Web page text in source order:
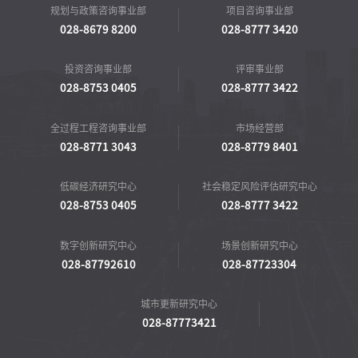
规划与政策咨询事业部
028-8679 8200
项目咨询事业部
028-8777 3420
投资咨询事业部
028-8753 0405
评审事业部
028-8777 3422
全过程工程咨询事业部
028-8771 3043
市场经营部
028-8779 8401
低碳经济研究中心
028-8753 0405
社会稳定风险评估研究中心
028-8777 3422
数字创新研究中心
028-87792610
场景创新研究中心
028-87723304
城市更新研究中心
028-87773421